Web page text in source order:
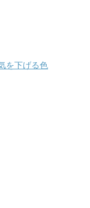
を下げる色